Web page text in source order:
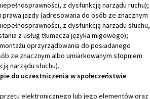
z dysfunkcją narządu ruchu);
prawa jazdy (adresowana do osób ze znacznym
z dysfunkcją narządu słuchu,
z usług tłumacza języka migowego);
oprzyrządowania do posiadanego
ze znacznym albo umiarkowanym stopniem
narządu słuchu).
do uczestniczenia w społeczeństwie
elektronicznego lub jego elementów oraz